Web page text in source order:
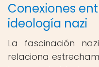
Conexiones
ideología nazi
La fascinación
relaciona